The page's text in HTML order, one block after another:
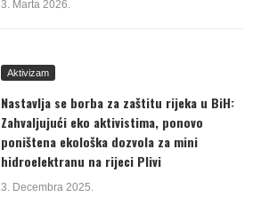
3. Marta 2026.
Aktivizam
Nastavlja se borba za zaštitu rijeka u BiH:
Zahvaljujući eko aktivistima, ponovo
poništena ekološka dozvola za mini
hidroelektranu na rijeci Plivi
3. Decembra 2025.